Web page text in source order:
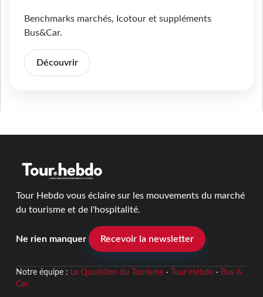
Benchmarks marchés, Icotour et suppléments
Bus&Car.
Découvrir
Tour Hebdo vous éclaire sur les mouvements du marché
du tourisme et de l'hospitalité.
Ne rien manquer Recevoir la newsletter
Notre équipe : Le Quotidien du Tourisme· Tour Hebdo· Bus &
Car